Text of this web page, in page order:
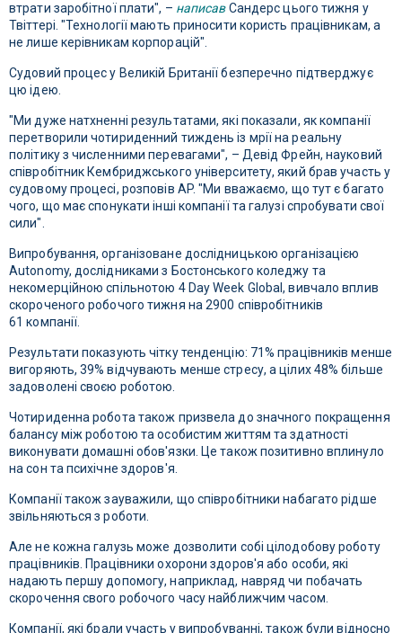
втрати заробітної плати", – написавСандерс цього тижня у
Твіттері. "Технології мають приносити користь працівникам, а
не лише керівникам корпорацій".
Судовий процес у Великій Британії безперечно підтверджує
цю ідею.
"Ми дуже натхненні результатами, які показали, як компанії
перетворили чотириденний тиждень із мрії на реальну
політику з численними перевагами", – Девід Фрейн, науковий
співробітник Кембриджського університету, який брав участь у
судовому процесі, розповів AP. "Ми вважаємо, що тут є багато
чого, що має спонукати інші компанії та галузі спробувати свої
сили".
Випробування, організоване дослідницькою організацією
Autonomy, дослідниками з Бостонського коледжу та
некомерційною спільнотою 4 Day Week Global, вивчало вплив
скороченого робочого тижня на 2900 співробітників
61 компанії.
Результати показують чітку тенденцію: 71% працівників менше
вигоряють, 39% відчувають менше стресу, а цілих 48% більше
задоволені своєю роботою.
Чотириденна робота також призвела до значного покращення
балансу між роботою та особистим життям та здатності
виконувати домашні обов'язки. Це також позитивно вплинуло
на сон та психічне здоров'я.
Компанії також зауважили, що співробітники набагато рідше
звільняються з роботи.
Але не кожна галузь може дозволити собі цілодобову роботу
працівників. Працівники охорони здоров'я або особи, які
надають першу допомогу, наприклад, навряд чи побачать
скорочення свого робочого часу найближчим часом.
Компанії, які брали участь у випробуванні, також були відносно